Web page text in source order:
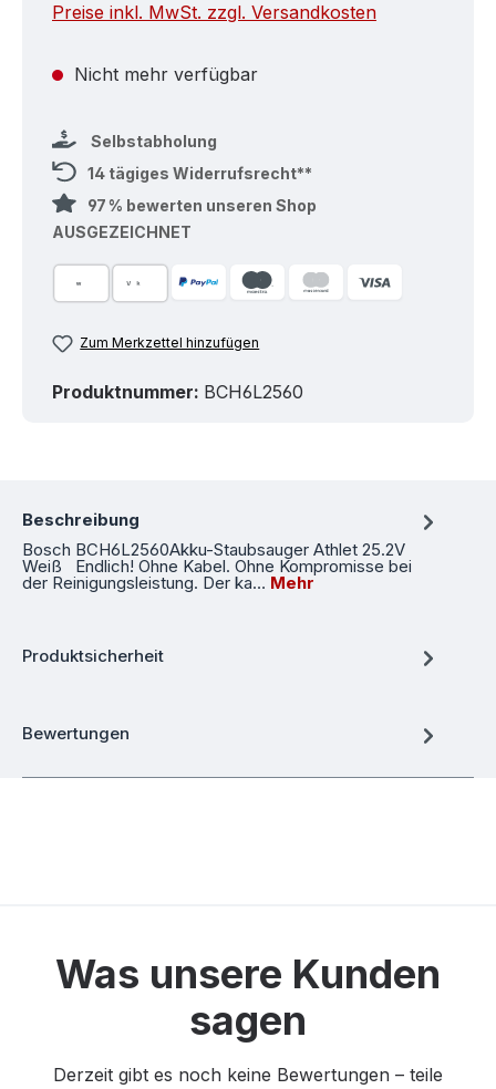
Preise inkl. MwSt. zzgl. Versandkosten
Nicht mehr verfügbar
Selbstabholung
14 tägiges Widerrufsrecht**
97 % bewerten unseren Shop
AUSGEZEICHNET
Zum Merkzettel hinzufügen
Produktnummer: BCH6L2560
Beschreibung
Bosch BCH6L2560Akku-Staubsauger Athlet 25.2V
Weiß Endlich! Ohne Kabel. Ohne Kompromisse bei
der Reinigungsleistung. Der ka… Mehr
Produktsicherheit
Bewertungen
Was unsere Kunden
sagen
Derzeit gibt es noch keine Bewertungen – teile